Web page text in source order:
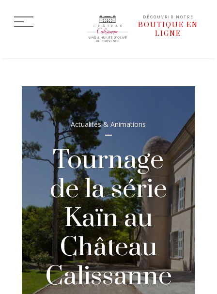
DÉCOUVRIR NOTRE
BOUTIQUE EN
LIGNE
Actualités & Animations
Tournage
de la série
Kaïn au
Château
Calissanne